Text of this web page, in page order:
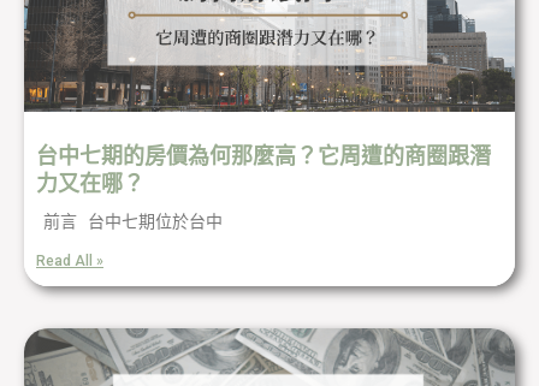
台中七期的房價為何那麼高？它周遭的商圈跟潛
力又在哪？
前言 台中七期位於台中
Read All »